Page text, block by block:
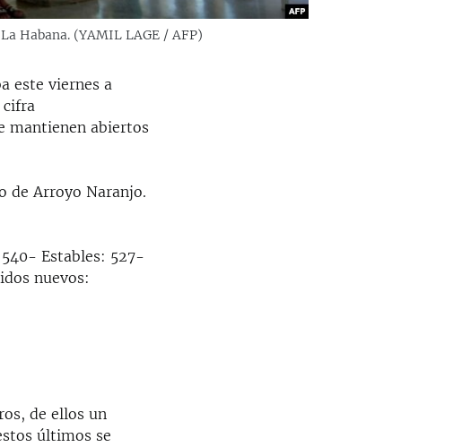
Habana. (YAMIL LAGE / AFP)
este viernes a
cifra
mantienen abiertos
de Arroyo Naranjo.
Estables: 527-
nuevos:
de ellos un
últimos se